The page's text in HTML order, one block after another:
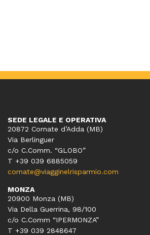
SEDE LEGALE E OPERATIVA
20872 Cornate d’Adda (MB)
Via Berlinguer
c/o C.Comm. “GLOBO”
T +39 039 6885059
cornate@viagginelrisparmio.com
MONZA
20900 Monza (MB)
Via Della Guerrina, 98/100
c/o C.Comm “IPERMONZA”
T +39 039 2848647